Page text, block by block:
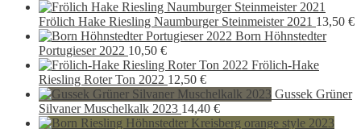
Frölich Hake Riesling Naumburger Steinmeister 2021 13,50 €
Born Höhnstedter
Portugieser 2022 10,50 €
Frölich-Hake
Riesling Roter Ton 2022 12,50 €
Gussek Grüner
Silvaner Muschelkalk 2023 14,40 €